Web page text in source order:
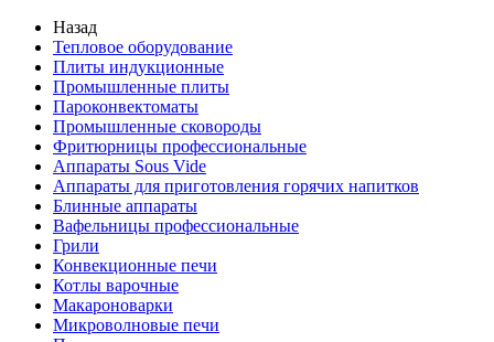
Назад
Тепловое оборудование
Плиты индукционные
Промышленные плиты
Пароконвектоматы
Промышленные сковороды
Фритюрницы профессиональные
Аппараты Sous Vide
Аппараты для приготовления горячих напитков
Блинные аппараты
Вафельницы профессиональные
Грили
Конвекционные печи
Котлы варочные
Макароноварки
Микроволновые печи